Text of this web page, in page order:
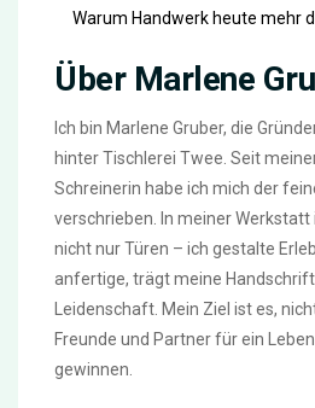
Warum Handwerk heute mehr
Über Marlene
Ich bin Marlene Gruber, die
hinter Tischlerei Twee. Seit
Schreinerin habe ich mich der
verschrieben. In meiner
nicht nur Türen – ich gestalte
anfertige, trägt meine
Leidenschaft. Mein Ziel ist es,
Freunde und Partner für ein
gewinnen.